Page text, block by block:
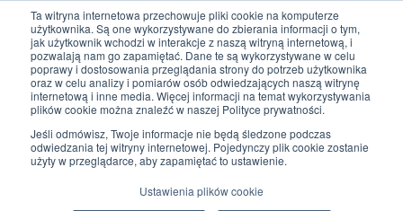
Ta witryna internetowa przechowuje pliki cookie na komputerze
użytkownika. Są one wykorzystywane do zbierania informacji o tym,
jak użytkownik wchodzi w interakcje z naszą witryną internetową, i
pozwalają nam go zapamiętać. Dane te są wykorzystywane w celu
poprawy i dostosowania przeglądania strony do potrzeb użytkownika
oraz w celu analizy i pomiarów osób odwiedzających naszą witrynę
internetową i inne media. Więcej informacji na temat wykorzystywania
plików cookie można znaleźć w naszej Polityce prywatności.
Jeśli odmówisz, Twoje informacje nie będą śledzone podczas
odwiedzania tej witryny internetowej. Pojedynczy plik cookie zostanie
użyty w przeglądarce, aby zapamiętać to ustawienie.
Ustawienia plików cookie